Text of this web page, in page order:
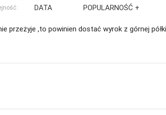
DATA POPULARNOŚĆ +
przeżyje ,to powinien dostać wyrok z górnej